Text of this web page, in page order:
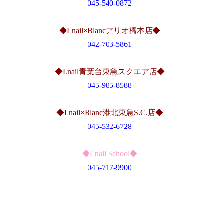
045-540-0872
◆Lnail×Blancアリオ橋本店◆
042-703-5861
◆Lnail青葉台東急スクエア店◆
045-985-8588
◆Lnail×Blanc港北東急S.C.店◆
045-532-6728
◆Lnail School◆
045-717-9900